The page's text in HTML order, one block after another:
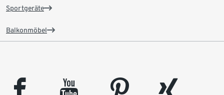
Sportgeräte
Balkonmöbel